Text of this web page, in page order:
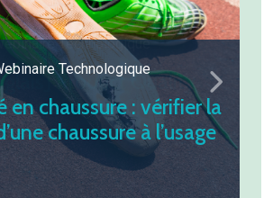
Technologique
en chaussure : vérifier la
chaussure à l’usage
Suivant